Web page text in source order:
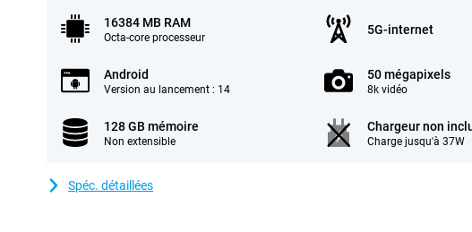
16384 MB RAM
Octa-core processeur
5G-internet
Android
Version au lancement : 14
50 mégapixels
8k vidéo
128 GB mémoire
Non extensible
Chargeur non
Charge jusqu'à 37W
Spéc. détaillées